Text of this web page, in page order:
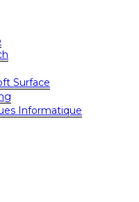
Surface
Informatique